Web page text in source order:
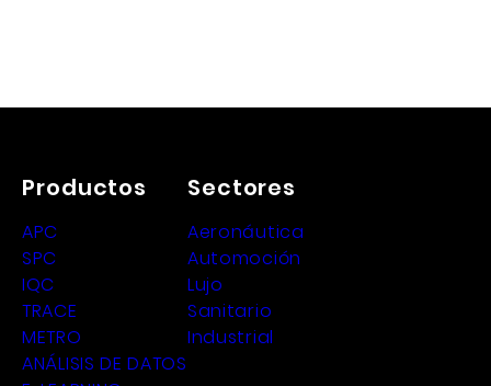
Productos
APC
SPC
IQC
TRACE
METRO
ANÁLISIS DE DATOS
Sectores
Aeronáutica
Automoción
Lujo
Sanitario
Industrial